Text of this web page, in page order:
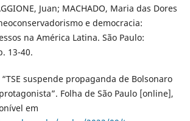
Juan; MACHADO, Maria das Dores
e democracia:
na América Latina. São Paulo:
13-40.
“TSE suspende propaganda de Bolsonaro
Folha de São Paulo [online],
em